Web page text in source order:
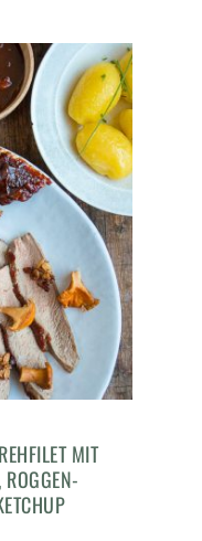
MIT
ROGGEN-